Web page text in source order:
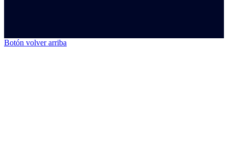
Botón volver arriba